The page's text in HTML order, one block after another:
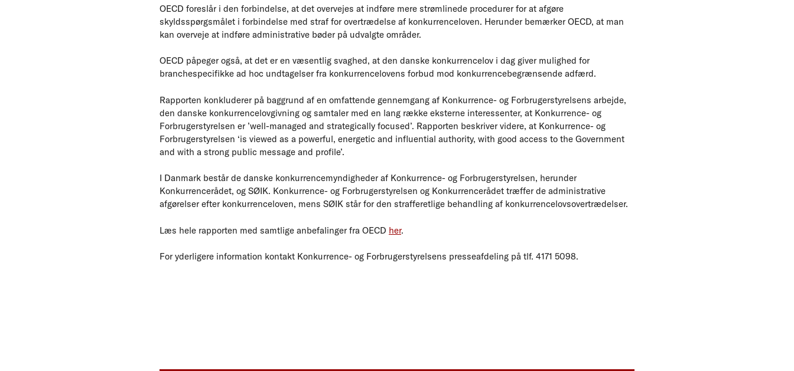
OECD foreslår i den forbindelse, at det overvejes at indføre mere strømlinede procedurer for at afgøre
skyldsspørgsmålet i forbindelse med straf for overtrædelse af konkurrenceloven. Herunder bemærker OECD, at man
kan overveje at indføre administrative bøder på udvalgte områder.
OECD påpeger også, at det er en væsentlig svaghed, at den danske konkurrencelov i dag giver mulighed for
branchespecifikke ad hoc undtagelser fra konkurrencelovens forbud mod konkurrencebegrænsende adfærd.
Rapporten konkluderer på baggrund af en omfattende gennemgang af Konkurrence- og Forbrugerstyrelsens arbejde,
den danske konkurrencelovgivning og samtaler med en lang række eksterne interessenter, at Konkurrence- og
Forbrugerstyrelsen er ’well-managed and strategically focused’. Rapporten beskriver videre, at Konkurrence- og
Forbrugerstyrelsen ‘is viewed as a powerful, energetic and influential authority, with good access to the Government
and with a strong public message and profile’.
I Danmark består de danske konkurrencemyndigheder af Konkurrence- og Forbrugerstyrelsen, herunder
Konkurrencerådet, og SØIK. Konkurrence- og Forbrugerstyrelsen og Konkurrencerådet træffer de administrative
afgørelser efter konkurrenceloven, mens SØIK står for den strafferetlige behandling af konkurrencelovsovertrædelser.
Læs hele rapporten med samtlige anbefalinger fra OECD her.
For yderligere information kontakt Konkurrence- og Forbrugerstyrelsens presseafdeling på tlf. 4171 5098.